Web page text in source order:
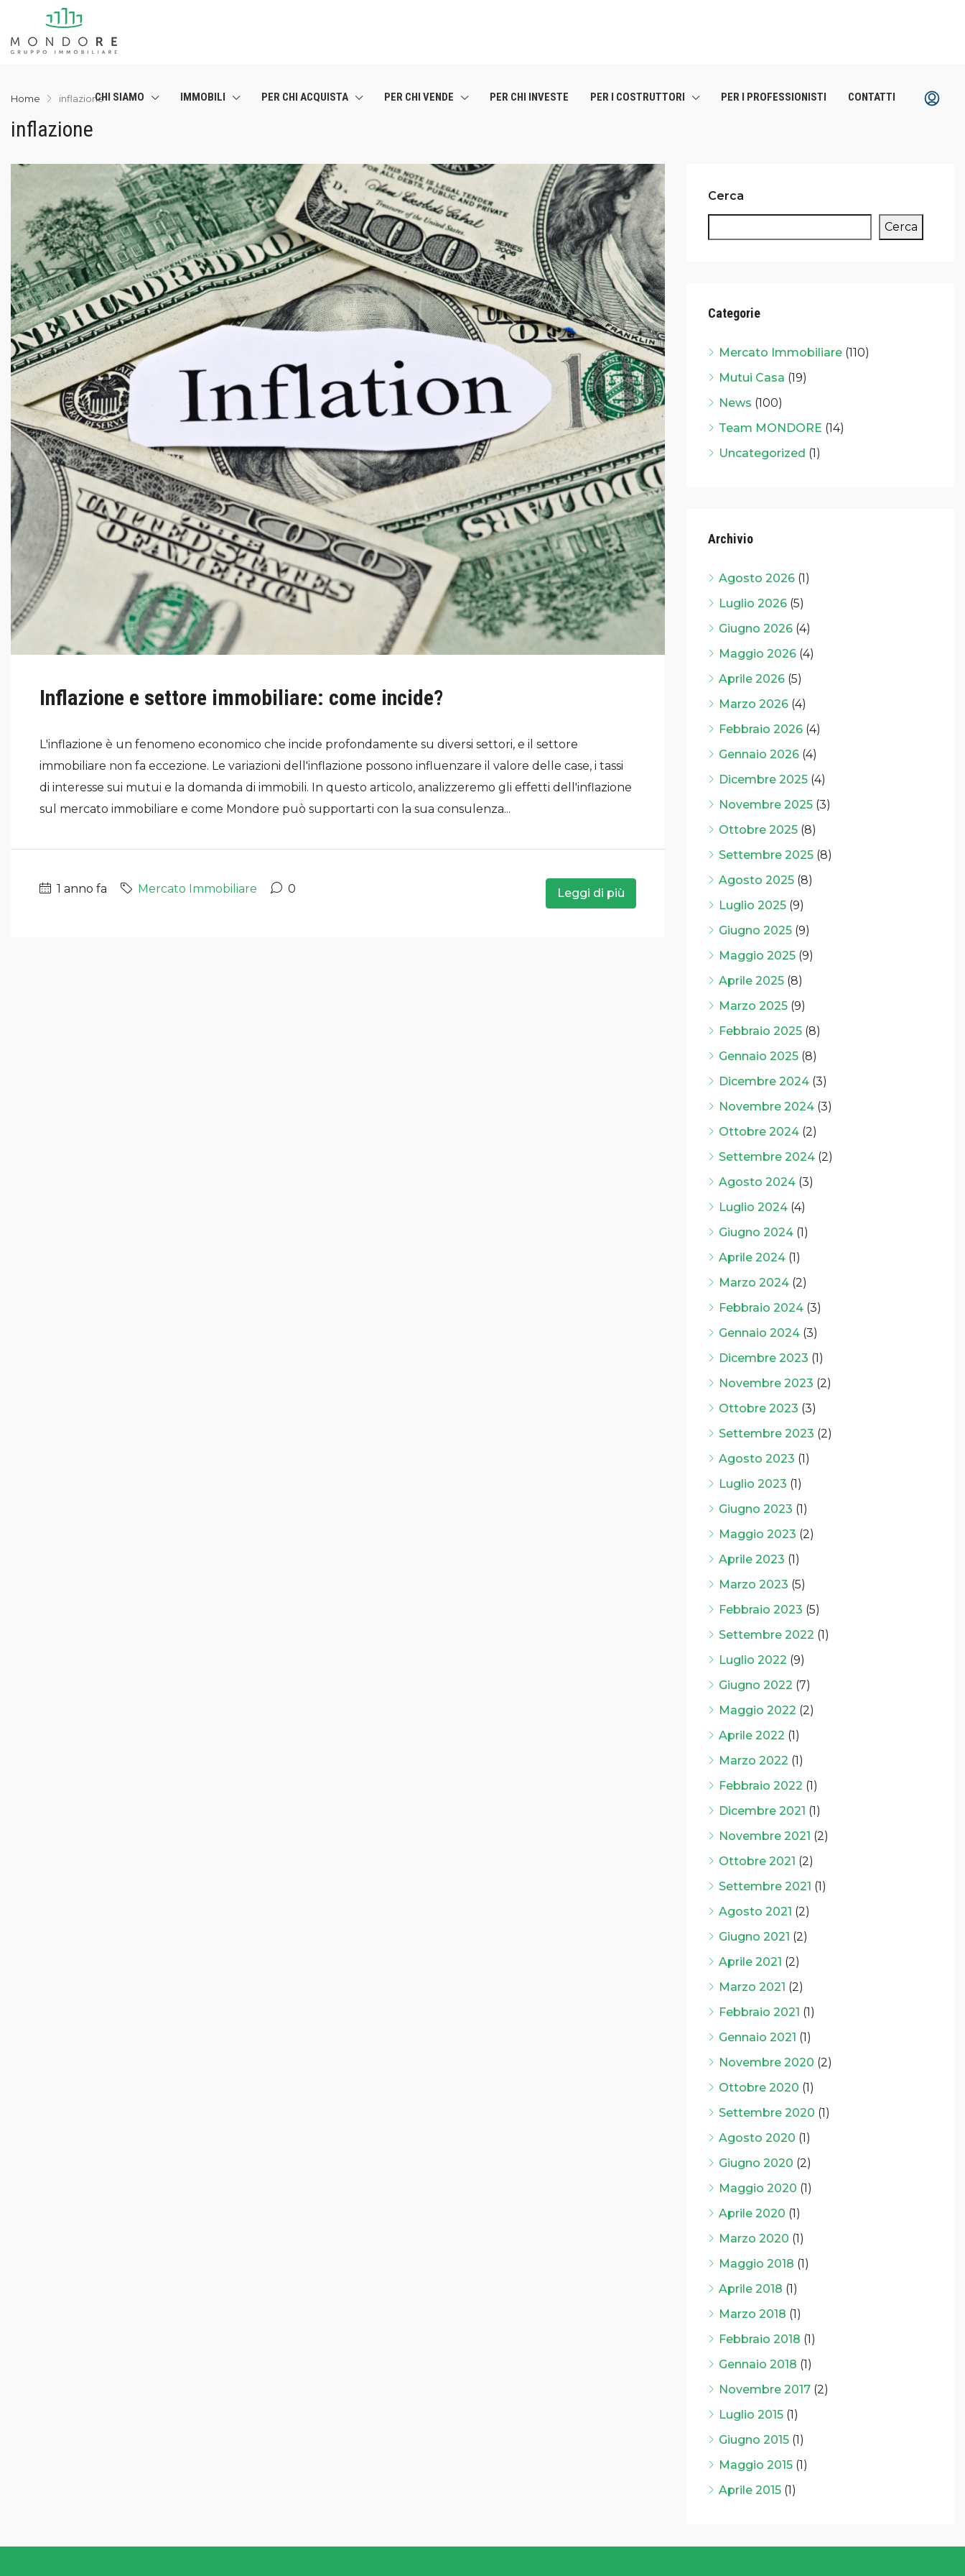
CHI SIAMO IMMOBILI PER CHI ACQUISTA PER CHI VENDE PER CHI INVESTE PER I COSTRUTTORI PER I PROFESSIONISTI CONTATTI
Home inflazione
inflazione
Inflazione e settore immobiliare: come incide?
L'inflazione è un fenomeno economico che incide profondamente su diversi settori, e il settore
immobiliare non fa eccezione. Le variazioni dell'inflazione possono influenzare il valore delle case, i tassi
di interesse sui mutui e la domanda di immobili. In questo articolo, analizzeremo gli effetti dell'inflazione
sul mercato immobiliare e come Mondore può supportarti con la sua consulenza...
1 anno fa Mercato Immobiliare 0 Leggi di più
Cerca
Cerca
Categorie
Mercato Immobiliare(110)
Mutui Casa (19)
News (100)
Team MONDORE (14)
Uncategorized (1)
Archivio
Agosto 2026(1)
Luglio 2026(5)
Giugno 2026(4)
Maggio 2026(4)
Aprile 2026(5)
Marzo 2026(4)
Febbraio 2026(4)
Gennaio 2026(4)
Dicembre 2025(4)
Novembre 2025(3)
Ottobre 2025(8)
Settembre 2025(8)
Agosto 2025(8)
Luglio 2025(9)
Giugno 2025(9)
Maggio 2025(9)
Aprile 2025(8)
Marzo 2025(9)
Febbraio 2025(8)
Gennaio 2025(8)
Dicembre 2024(3)
Novembre 2024(3)
Ottobre 2024(2)
Settembre 2024(2)
Agosto 2024(3)
Luglio 2024(4)
Giugno 2024(1)
Aprile 2024(1)
Marzo 2024(2)
Febbraio 2024(3)
Gennaio 2024(3)
Dicembre 2023 (1)
Novembre 2023 (2)
Ottobre 2023 (3)
Settembre 2023 (2)
Agosto 2023 (1)
Luglio 2023 (1)
Giugno 2023 (1)
Maggio 2023 (2)
Aprile 2023 (1)
Marzo 2023 (5)
Febbraio 2023 (5)
Settembre 2022 (1)
Luglio 2022 (9)
Giugno 2022 (7)
Maggio 2022 (2)
Aprile 2022 (1)
Marzo 2022 (1)
Febbraio 2022 (1)
Dicembre 2021 (1)
Novembre 2021 (2)
Ottobre 2021 (2)
Settembre 2021 (1)
Agosto 2021 (2)
Giugno 2021 (2)
Aprile 2021 (2)
Marzo 2021 (2)
Febbraio 2021 (1)
Gennaio 2021 (1)
Novembre 2020 (2)
Ottobre 2020 (1)
Settembre 2020 (1)
Agosto 2020 (1)
Giugno 2020 (2)
Maggio 2020 (1)
Aprile 2020 (1)
Marzo 2020 (1)
Maggio 2018 (1)
Aprile 2018 (1)
Marzo 2018 (1)
Febbraio 2018 (1)
Gennaio 2018 (1)
Novembre 2017(2)
Luglio 2015(1)
Giugno 2015(1)
Maggio 2015(1)
Aprile 2015(1)